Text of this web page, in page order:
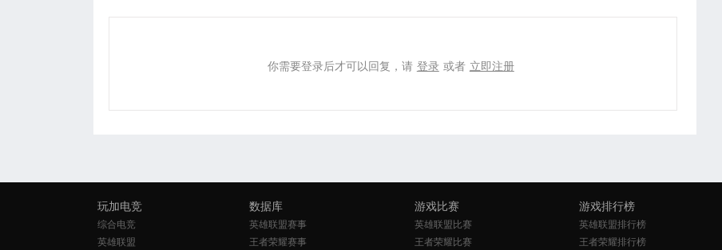
你需要登录后才可以回复，请 登录 或者 立即注册
玩加电竞
综合电竞
英雄联盟
数据库
英雄联盟赛事
王者荣耀赛事
游戏比赛
英雄联盟比赛
王者荣耀比赛
游戏排行榜
英雄联盟排行榜
王者荣耀排行榜